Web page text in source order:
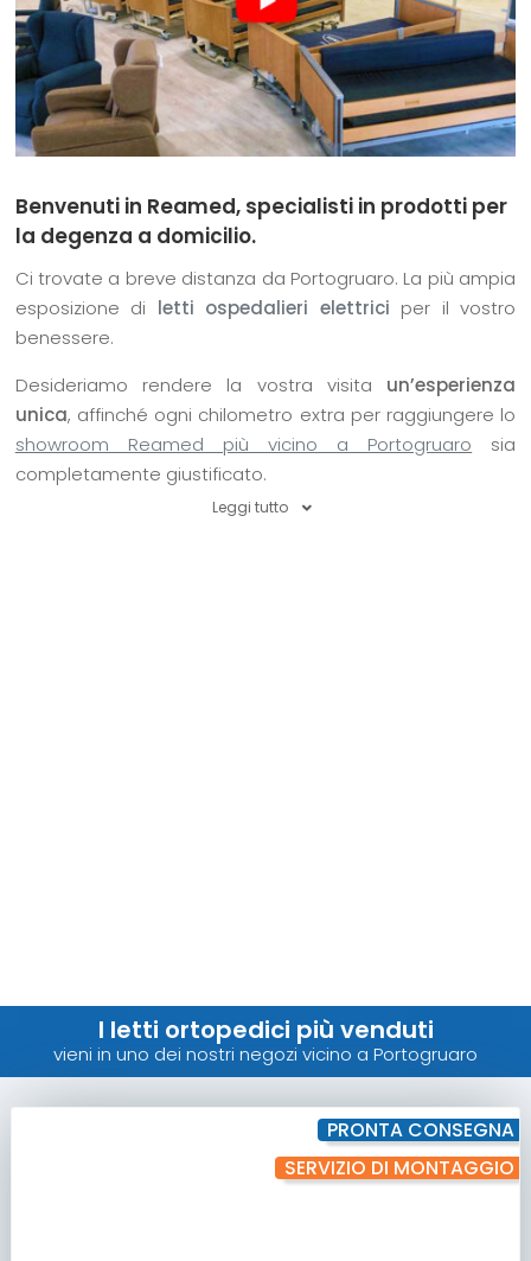
Benvenuti in Reamed, specialisti in prodotti per
la degenza a domicilio.
Ci trovate a breve distanza da Portogruaro. La più ampia
esposizione di letti ospedalieri elettrici per il vostro
benessere.
Desideriamo rendere la vostra visita un’esperienza
unica, affinché ogni chilometro extra per raggiungere lo
showroom Reamed più vicino a Portogruaro sia
completamente giustificato.
Leggi tutto
I letti ortopedici più venduti
vieni in uno dei nostri negozi vicino a Portogruaro
PRONTA CONSEGNA
SERVIZIO DI MONTAGGIO